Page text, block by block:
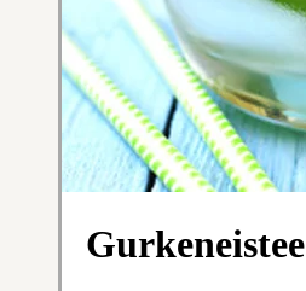
Gurkeneistee